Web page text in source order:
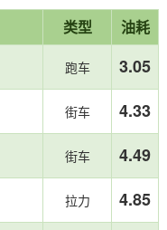
类型 油耗
跑车 3.05
街车 4.33
街车 4.49
拉力 4.85